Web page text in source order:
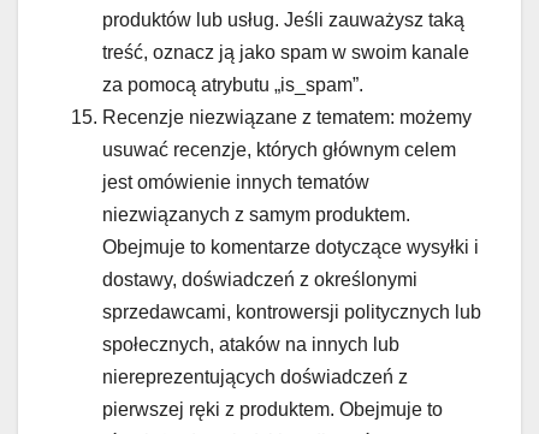
produktów lub usług. Jeśli zauważysz taką
treść, oznacz ją jako spam w swoim kanale
za pomocą atrybutu „is_spam”.
Recenzje niezwiązane z tematem: możemy
usuwać recenzje, których głównym celem
jest omówienie innych tematów
niezwiązanych z samym produktem.
Obejmuje to komentarze dotyczące wysyłki i
dostawy, doświadczeń z określonymi
sprzedawcami, kontrowersji politycznych lub
społecznych, ataków na innych lub
niereprezentujących doświadczeń z
pierwszej ręki z produktem. Obejmuje to